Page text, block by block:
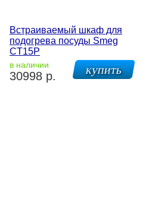
Встраиваемый шкаф для
подогрева посуды Smeg
CT15P
в наличии
30998 р.